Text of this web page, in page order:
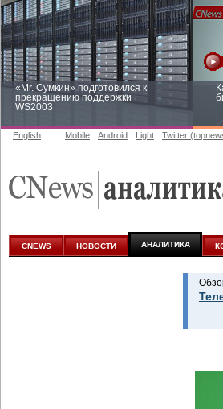
«Mr. Сумкин» подготовился к
прекращению поддержки
WS2003
аналитике
English Mobile Android Light Twitter
CNEWS НОВОСТИ АНАЛИТИКА